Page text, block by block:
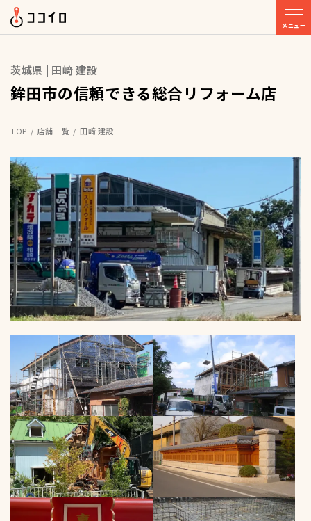
メニュー
茨城県 | 田﨑 建設
鉾田市の信頼できる総合リフォーム店
TOP 店舗一覧 田﨑 建設